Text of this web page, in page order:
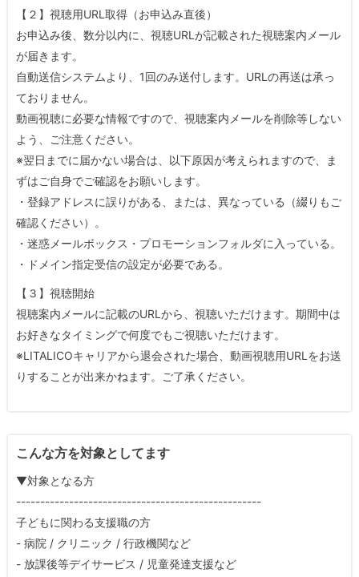
【２】視聴用URL取得（お申込み直後）
お申込み後、数分以内に、視聴URLが記載された視聴案内メール
が届きます。
自動送信システムより、1回のみ送付します。URLの再送は承っ
ておりません。
動画視聴に必要な情報ですので、視聴案内メールを削除等しない
よう、ご注意ください。
※翌日までに届かない場合は、以下原因が考えられますので、ま
ずはご自身でご確認をお願いします。
・登録アドレスに誤りがある、または、異なっている（綴りもご
確認ください）。
・迷惑メールボックス・プロモーションフォルダに入っている。
・ドメイン指定受信の設定が必要である。
【３】視聴開始
視聴案内メールに記載のURLから、視聴いただけます。期間中は
お好きなタイミングで何度でもご視聴いただけます。
※LITALICOキャリアから退会された場合、動画視聴用URLをお送
りすることが出来かねます。ご了承ください。
こんな方を対象としてます
▼対象となる方
---------------------------------------------------
子どもに関わる支援職の方
- 病院 / クリニック / 行政機関など
- 放課後等デイサービス / 児童発達支援など